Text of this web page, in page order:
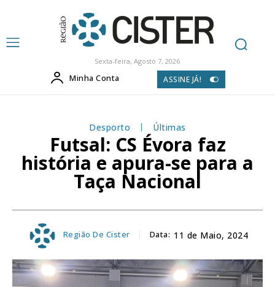
Sexta-feira, Agosto 7, 2026
Minha Conta ASSINE JÁ!
Desporto Últimas
Futsal: CS Évora faz
história e apura-se para a
Taça Nacional
Região De Cister Data: 11 de Maio, 2024